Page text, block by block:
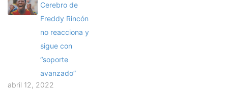
Cerebro de
Freddy Rincón
no reacciona y
sigue con
“soporte
avanzado”
abril 12, 2022